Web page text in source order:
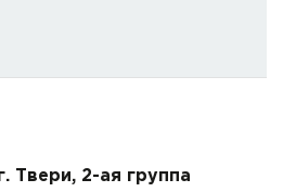
Твери, 2-ая группа